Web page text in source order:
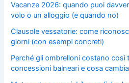
Vacanze 2026: quando puoi
volo o un alloggio (e quando no)
Clausole vessatorie: come
giorni (con esempi concreti)
Perché gli ombrelloni costano così
concessioni balneari e cosa